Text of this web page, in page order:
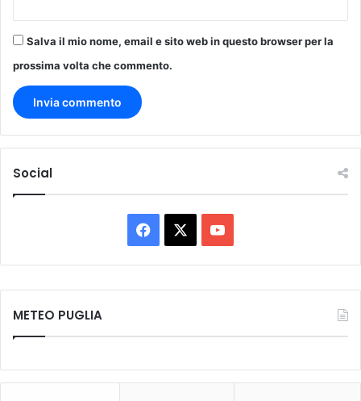
Salva il mio nome, email e sito web in questo browser per la
prossima volta che commento.
Social
Facebook You
Tube
METEO PUGLIA